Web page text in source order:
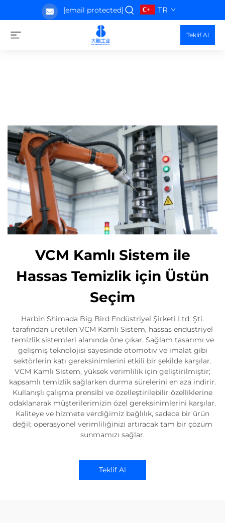
[email protected] TR
Teklif Al
VCM Kamlı Sistem ile
Hassas Temizlik için Üstün
Seçim
Harbin Shimada Big Bird Endüstriyel Şirketi Ltd. Şti.
tarafından üretilen VCM Kamlı Sistem, hassas endüstriyel
temizlik sistemleri alanında öne çıkar. Sağlam tasarımı ve
gelişmiş teknolojisi sayesinde otomotiv ve imalat gibi
sektörlerin katı gereksinimlerini etkili bir şekilde karşılar.
VCM Kamlı Sistem, yüksek verimlilik için geliştirilmiştir;
kapsamlı temizlik sağlarken durma sürelerini en aza indirir.
Kullanışlı çalışma prensibi ve özelleştirilebilir özelliklerine
odaklanarak müşterilerimizin özel gereksinimlerini karşılar.
Kaliteye ve hizmete verdiğimiz bağlılık, sadece bir ürün
değil; operasyonel verimliliğinizi artıracak tam bir çözüm
sunmamızı sağlar.
Teklif Al